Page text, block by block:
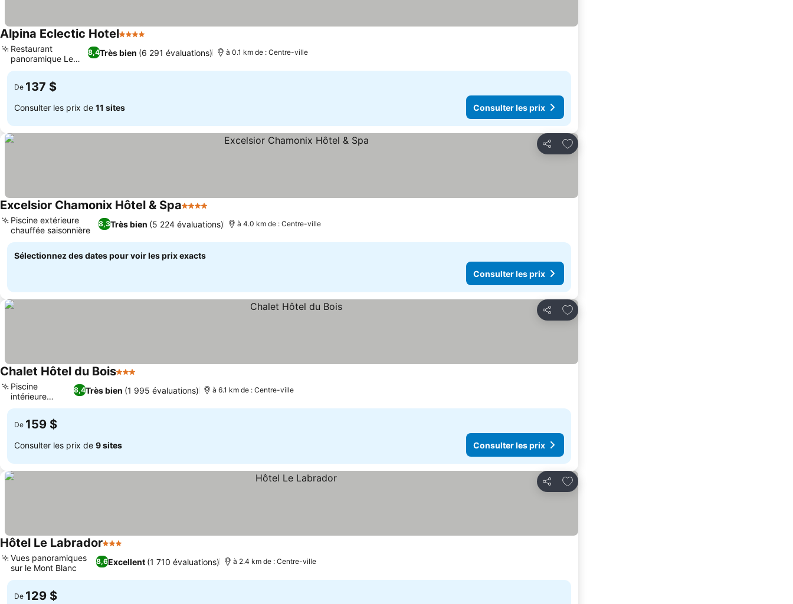
Alpina Eclectic Hotel4 Étoiles
8,4Très bien (6 291 évaluations)
Restaurant
panoramique Le
Vista
à 0.1 km de : Centre-ville
De 137 $
Consulter les prix de 11 sites Consulter les prix
Partager
Ajouter à mes favoris
Excelsior Chamonix Hôtel & Spa4 Étoiles
8,3Très bien (5 224 évaluations)
Piscine extérieure
chauffée saisonnière
à 4.0 km de : Centre-ville
Sélectionnez des dates pour voir les prix exacts
Consulter les prix
Partager
Ajouter à mes favoris
Chalet Hôtel du Bois3 Étoiles
8,4Très bien (1 995 évaluations)
Piscine
intérieure
chauffée
à 6.1 km de : Centre-ville
De 159 $
Consulter les prix de 9 sites Consulter les prix
Partager
Ajouter à mes favoris
Hôtel Le Labrador3 Étoiles
8,6Excellent (1 710 évaluations)
Vues panoramiques
sur le Mont Blanc
à 2.4 km de : Centre-ville
De 129 $